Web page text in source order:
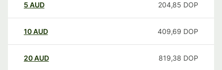
5 AUD 204,85 DOP
10AUD 409,69 DOP
20AUD 819,38 DOP